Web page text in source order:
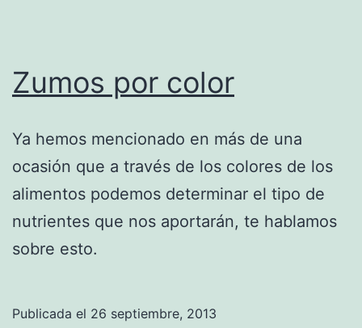
Zumos por color
Ya hemos mencionado en más de una
ocasión que a través de los colores de los
alimentos podemos determinar el tipo de
nutrientes que nos aportarán, te hablamos
sobre esto.
Publicada el 26 septiembre, 2013